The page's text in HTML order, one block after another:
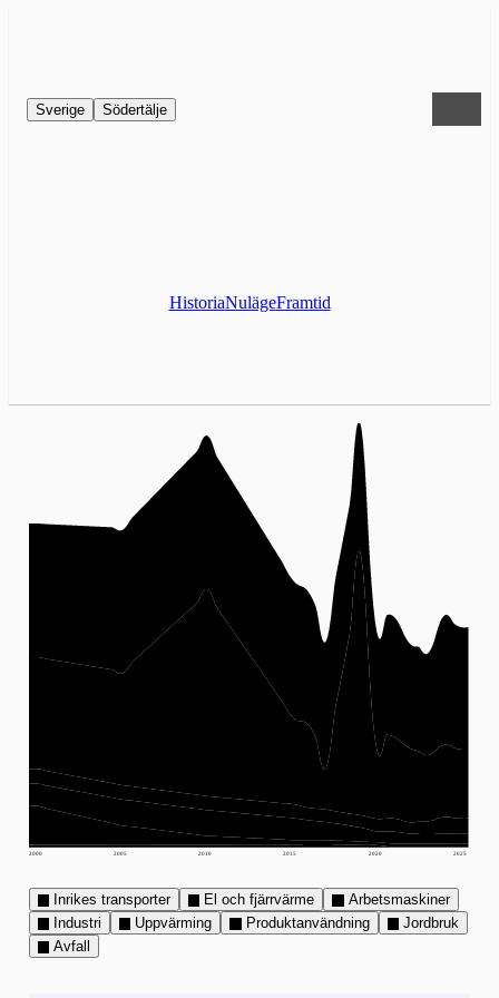
Sverige Södertälje
HistoriaNulägeFramtid
2000 2005 2010 2015 2020 2025
Inrikes transporter El och fjärrvärme
Arbetsmaskiner
Industri
Uppvärming Produktanvändning
Jordbruk
Avfall